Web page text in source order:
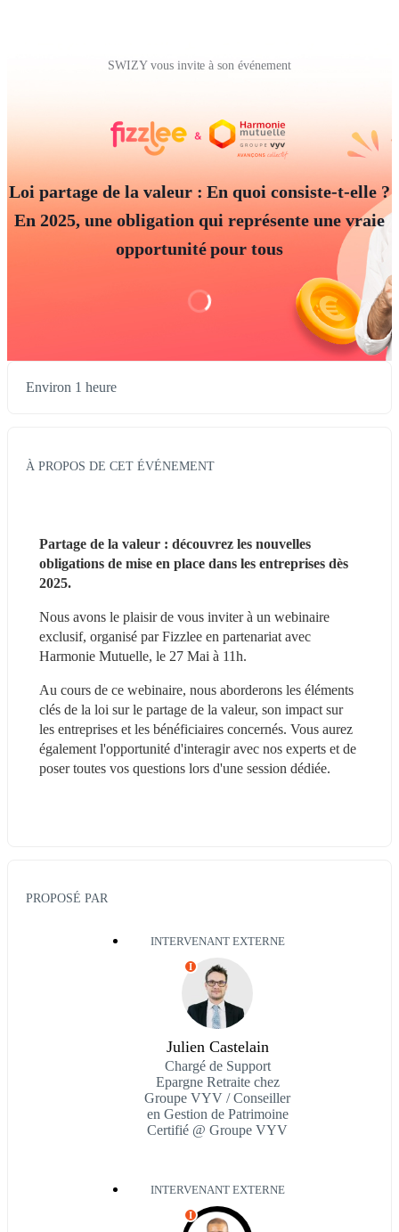
SWIZY vous invite à son événement
Loi partage de la valeur : En quoi consiste-t-elle ?
En 2025, une obligation qui représente une vraie
opportunité pour tous
Environ 1 heure
À PROPOS DE CET ÉVÉNEMENT
Partage de la valeur : découvrez les nouvelles
obligations de mise en place dans les entreprises dès
2025.
Nous avons le plaisir de vous inviter à un webinaire
exclusif, organisé par Fizzlee en partenariat avec
Harmonie Mutuelle, le 27 Mai à 11h.
Au cours de ce webinaire, nous aborderons les éléments
clés de la loi sur le partage de la valeur, son impact sur
les entreprises et les bénéficiaires concernés. Vous aurez
également l'opportunité d'interagir avec nos experts et de
poser toutes vos questions lors d'une session dédiée.
PROPOSÉ PAR
INTERVENANT EXTERNE
I
Julien Castelain
Chargé de Support
Epargne Retraite chez
Groupe VYV / Conseiller
en Gestion de Patrimoine
Certifié @ Groupe VYV
INTERVENANT EXTERNE
I